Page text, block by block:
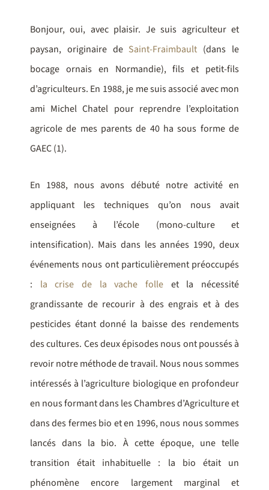
Bonjour, oui, avec plaisir. Je suis agriculteur et
paysan, originaire de Saint-Fraimbault (dans le
bocage ornais en Normandie), fils et petit-fils
d’agriculteurs. En 1988, je me suis associé avec mon
ami Michel Chatel pour reprendre l’exploitation
agricole de mes parents de 40 ha sous forme de
GAEC(1).
En 1988, nous avons débuté notre activité en
appliquant les techniques qu’on nous avait
enseignées à l’école (mono-culture et
intensification). Mais dans les années 1990, deux
événements nous ont particulièrement préoccupés
: la crise de la vache folle et la nécessité
grandissante de recourir à des engrais et à des
pesticides étant donné la baisse des rendements
des cultures. Ces deux épisodes nous ont poussés à
revoir notre méthode de travail. Nous nous sommes
intéressés à l’agriculture biologique en profondeur
en nous formant dans les Chambres d’Agriculture et
dans des fermes bio et en 1996, nous nous sommes
lancés dans la bio. À cette époque, une telle
transition était inhabituelle : la bio était un
phénomène encore largement marginal et